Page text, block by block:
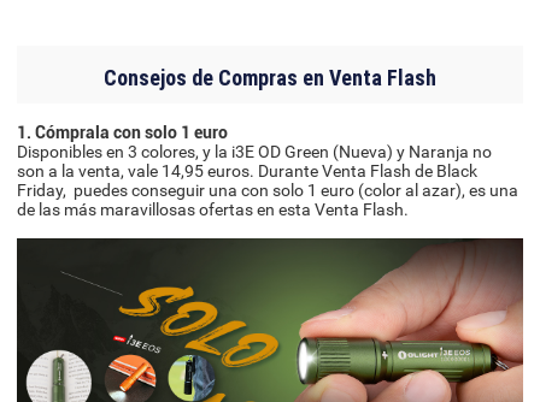
Consejos de Compras en Venta Flash
1. Cómprala con solo 1 euro
Disponibles en 3 colores, y la i3E OD Green (Nueva) y Naranja no
son a la venta, vale 14,95 euros. Durante Venta Flash de Black
Friday, puedes conseguir una con solo 1 euro (color al azar), es una
de las más maravillosas ofertas en esta Venta Flash.